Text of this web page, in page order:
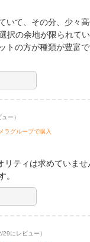
いて、その分、少々
択の余地が限られて
トの方が種類が豊富
ー）
ラグループで購入
リティは求めていま
。
29にレビュー）